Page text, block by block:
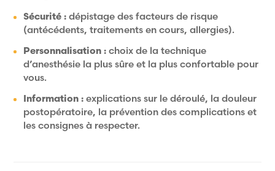
Sécurité : dépistage des facteurs de risque
(antécédents, traitements en cours, allergies).
Personnalisation : choix de la technique
d’anesthésie la plus sûre et la plus confortable pour
vous.
Information : explications sur le déroulé, la douleur
postopératoire, la prévention des complications et
les consignes à respecter.